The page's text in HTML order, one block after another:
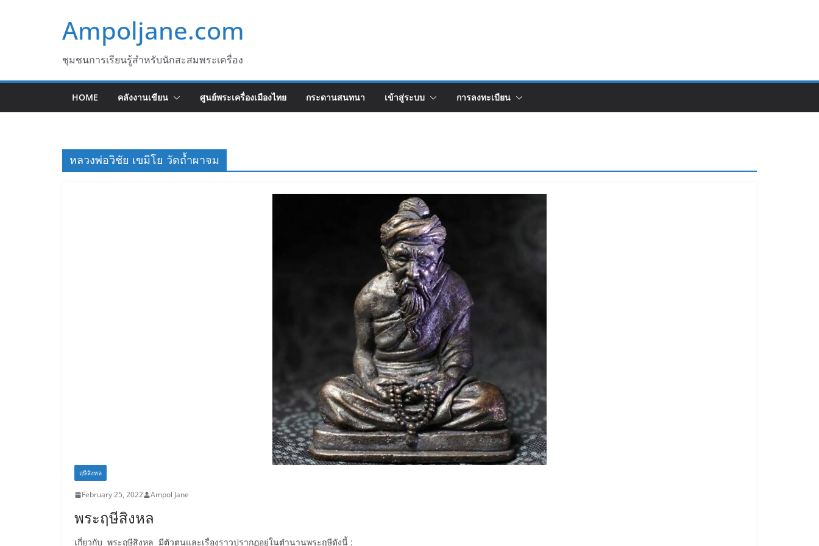
Ampoljane.com
ชุมชนการเรียนรู้สำหรับนักสะสมพระเครื่อง
HOME คลังงานเขียน ศูนย์พระเครื่องเมืองไทย กระดานสนทนา เข้าสู่ระบบ การลงทะเบียน
หลวงพ่อวิชัย เขมิโย วัดถ้ำผาจม
ฤษีสิงหล
February 25, 2022 Ampol Jane
พระฤษีสิงหล
เกี่ยวกับ พระฤษีสิงหล มีตัวตนและเรื่องราวปรากฏอยู่ในตำนานพระฤษีดังนี้ :